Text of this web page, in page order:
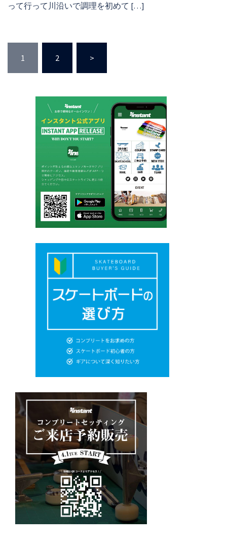
って行って川沿いで調理を初めて […]
の
1 2 >